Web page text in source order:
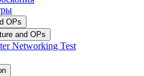
OPs
and OPs
Networking Test